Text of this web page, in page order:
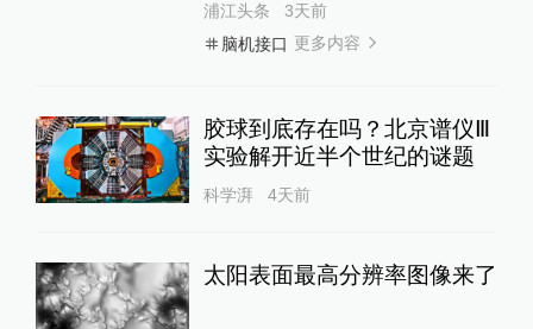
浦江头条
3天前
脑机接口 更多内容
胶球到底存在吗？北京谱仪Ⅲ
实验解开近半个世纪的谜题
科学湃 4天前
太阳表面最高分辨率图像来了